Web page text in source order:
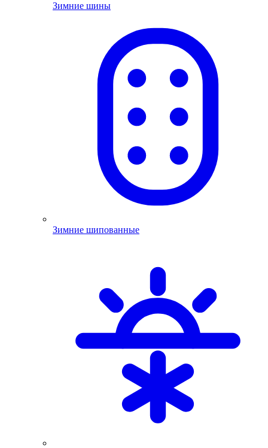
Зимние шины
Зимние шипованные